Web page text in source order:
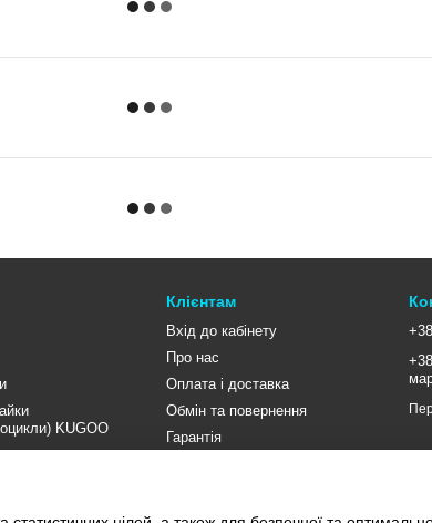
KUGOO
Клієнтам
Вхід до кабінету
Про нас
Оплата і доставка
Обмін та повернення
Гарантія
Договір публічної оферти